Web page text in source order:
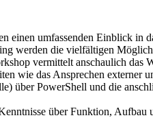
einen umfassenden Einblick
werden die vielfältigen
vermittelt anschaulich das
wie das Ansprechen externer
über PowerShell und die
über Funktion, Aufbau